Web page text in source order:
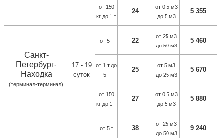
от 150
кг до 1 т
24
от 0.5 м3
до 5 м3
5 355
Санкт-
Петербург-
Находка
(терминал-терминал)
17 - 19
суток
от 5 т 22
от 25 м3
до 50 м3
5 460
от 1 т до
5 т
25
от 5 м3
до 25 м3
5 670
от 150
кг до 1 т
27
от 0.5 м3
до 5 м3
5 880
от 5 т 38
от 25 м3
до 50 м3
9 240